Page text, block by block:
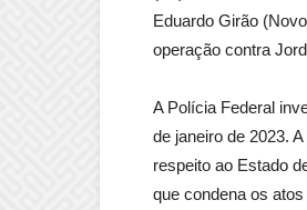
Eduardo Girão
operação contra
A Polícia Federal
de janeiro de 2023.
respeito ao Estado
que condena os